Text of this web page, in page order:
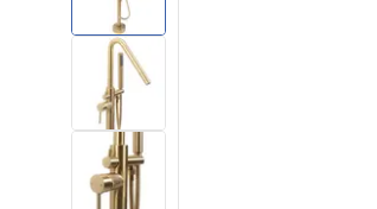
Piatti doccia da bagno
Canaline di scarico